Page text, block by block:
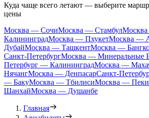
Куда чаще всего летают — выберите
цены
Москва — СочиМосква — Стамбул
КалининградМосква — ПхукетМосква —
ДубайМосква — ТашкентМосква —
Санкт-ПетербургМосква — Минеральные
Петербург — КалининградМосква —
НячангМосква — ДенпасарСанкт-
— БакуМосква — ТбилисиМосква —
ШанхайМосква — Душанбе
Главная